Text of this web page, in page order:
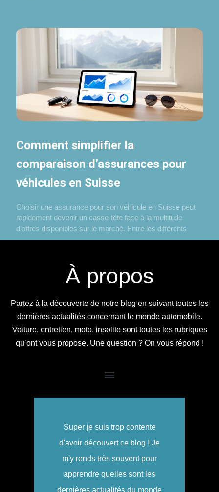
Comment simplifier la
comparaison d’assurances pour
véhicules en Suisse
Choisir une assurance pour son véhicule en Suisse peut
rapidement devenir un casse-tête face à la multitude
d’offres disponibles sur le marché. Entre les différents
À propos
Partez à la découverte de notre blog en suivant toutes les
dernières actualités concernant le monde automobile.
Voiture, entretien, moto, insolite sont toutes les rubriques
qu’ont vous propose. Une question ? On vous répond !
Super je suis trop contente
d'avoir découvert ce blog ! Je
m'y rends très souvent pour
apprendre quelles sont les
dernières actualités du monde